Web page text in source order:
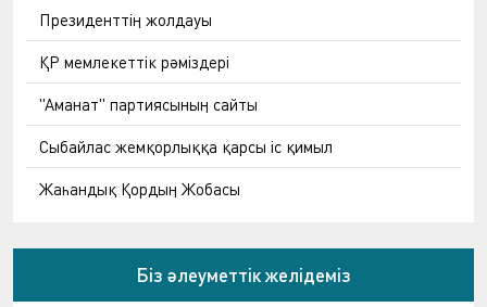
Президенттің жолдауы
ҚР мемлекеттік рәміздері
"Аманат" партиясының сайты
Сыбайлас жемқорлыққа қарсы іс қимыл
Жаһандық Қордың Жобасы
Біз әлеуметтік желідеміз